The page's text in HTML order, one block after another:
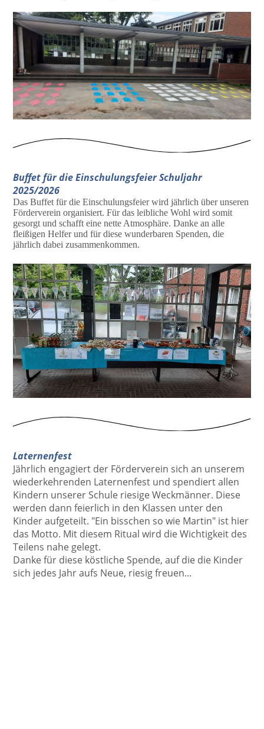
Buffet für die Einschulungsfeier Schuljahr
2025/2026
Das Buffet für die Einschulungsfeier wird jährlich über unseren
Förderverein organisiert. Für das leibliche Wohl wird somit
gesorgt und schafft eine nette Atmosphäre. Danke an alle
fleißigen Helfer und für diese wunderbaren Spenden, die
jährlich dabei zusammenkommen.
Laternenfest
Jährlich engagiert der Förderverein sich an unserem
wiederkehrenden Laternenfest und spendiert allen
Kindern unserer Schule riesige Weckmänner. Diese
werden dann feierlich in den Klassen unter den
Kinder aufgeteilt. "Ein bisschen so wie Martin" ist hier
das Motto. Mit diesem Ritual wird die Wichtigkeit des
Teilens nahe gelegt.
Danke für diese köstliche Spende, auf die die Kinder
sich jedes Jahr aufs Neue, riesig freuen...